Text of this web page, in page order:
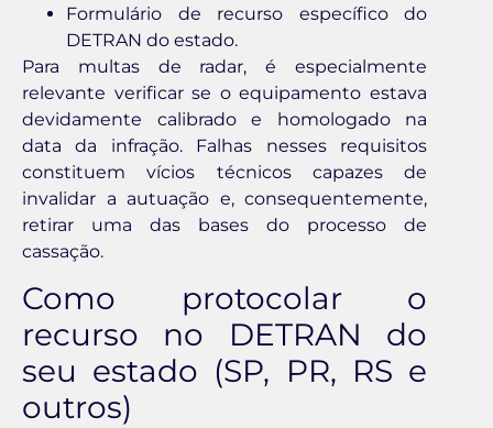
Formulário de recurso específico do
DETRAN do estado.
Para multas de radar, é especialmente
relevante verificar se o equipamento estava
devidamente calibrado e homologado na
data da infração. Falhas nesses requisitos
constituem vícios técnicos capazes de
invalidar a autuação e, consequentemente,
retirar uma das bases do processo de
cassação.
Como protocolar o
recurso no DETRAN do
seu estado (SP, PR, RS e
outros)